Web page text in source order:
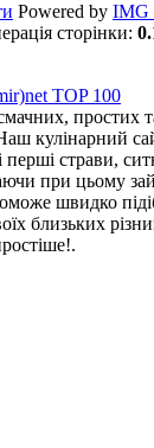
Powered by ІMG
сторінки:
простих
кулінарний
страви,
при цьому
швидко
близьких